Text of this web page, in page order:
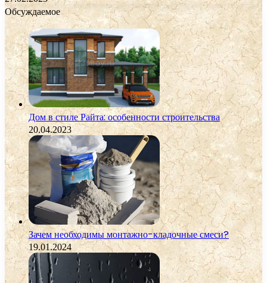
Обсуждаемое
Дом в стиле Райта: особенности строительства
20.04.2023
Зачем необходимы монтажно-кладочные смеси?
19.01.2024